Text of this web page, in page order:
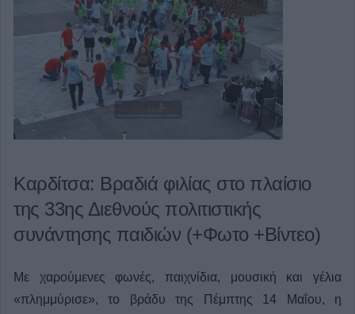
Καρδίτσα: Βραδιά φιλίας στο πλαίσιο
της 33ης Διεθνούς πολιτιστικής
συνάντησης παιδιών (+Φωτο +Βίντεο)
Με χαρούμενες φωνές, παιχνίδια, μουσική και γέλια
«πλημμύρισε», το βράδυ της Πέμπτης 14 Μαΐου, η